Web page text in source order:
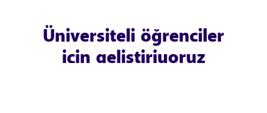
Üniversiteli öğrenciler
için geliştiriyoruz